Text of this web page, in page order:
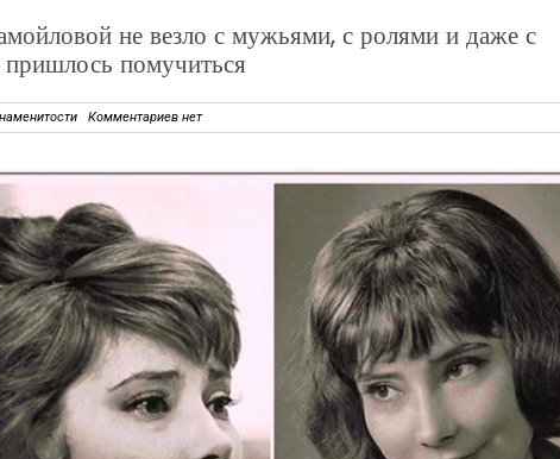
не везло с мужьями, с ролями и даже с
помучиться
Комментариев нет